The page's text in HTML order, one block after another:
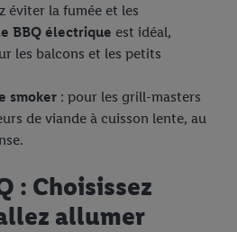
éviter la fumée et les
BBQ électrique est idéal,
les balcons et les petits
smoker : pour les grill-masters
de viande à cuisson lente, au
: Choisissez
allumer